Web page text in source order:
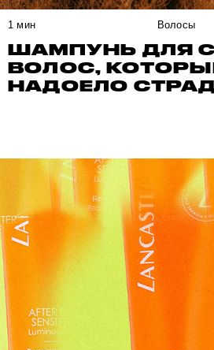
1 мин Волосы
ШАМПУНЬ ДЛЯ
ВОЛОС,
НАДОЕЛО